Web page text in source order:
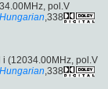
pol.V
Hungarian,338
(12034.00MHz, pol.V
Hungarian,338